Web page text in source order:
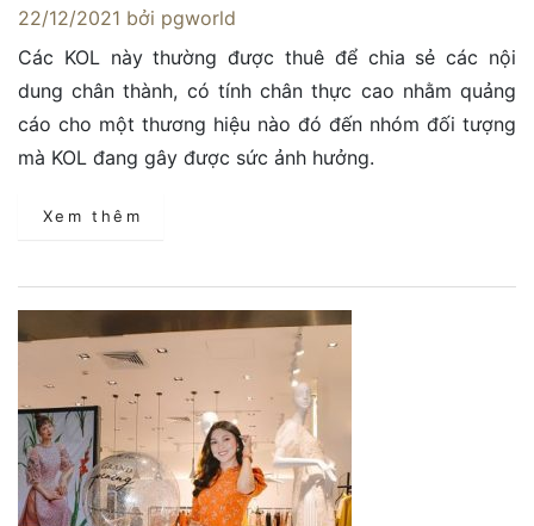
22/12/2021 bởi pgworld
Các KOL này thường được thuê để chia sẻ các nội
dung chân thành, có tính chân thực cao nhằm quảng
cáo cho một thương hiệu nào đó đến nhóm đối tượng
mà KOL đang gây được sức ảnh hưởng.
Xem thêm